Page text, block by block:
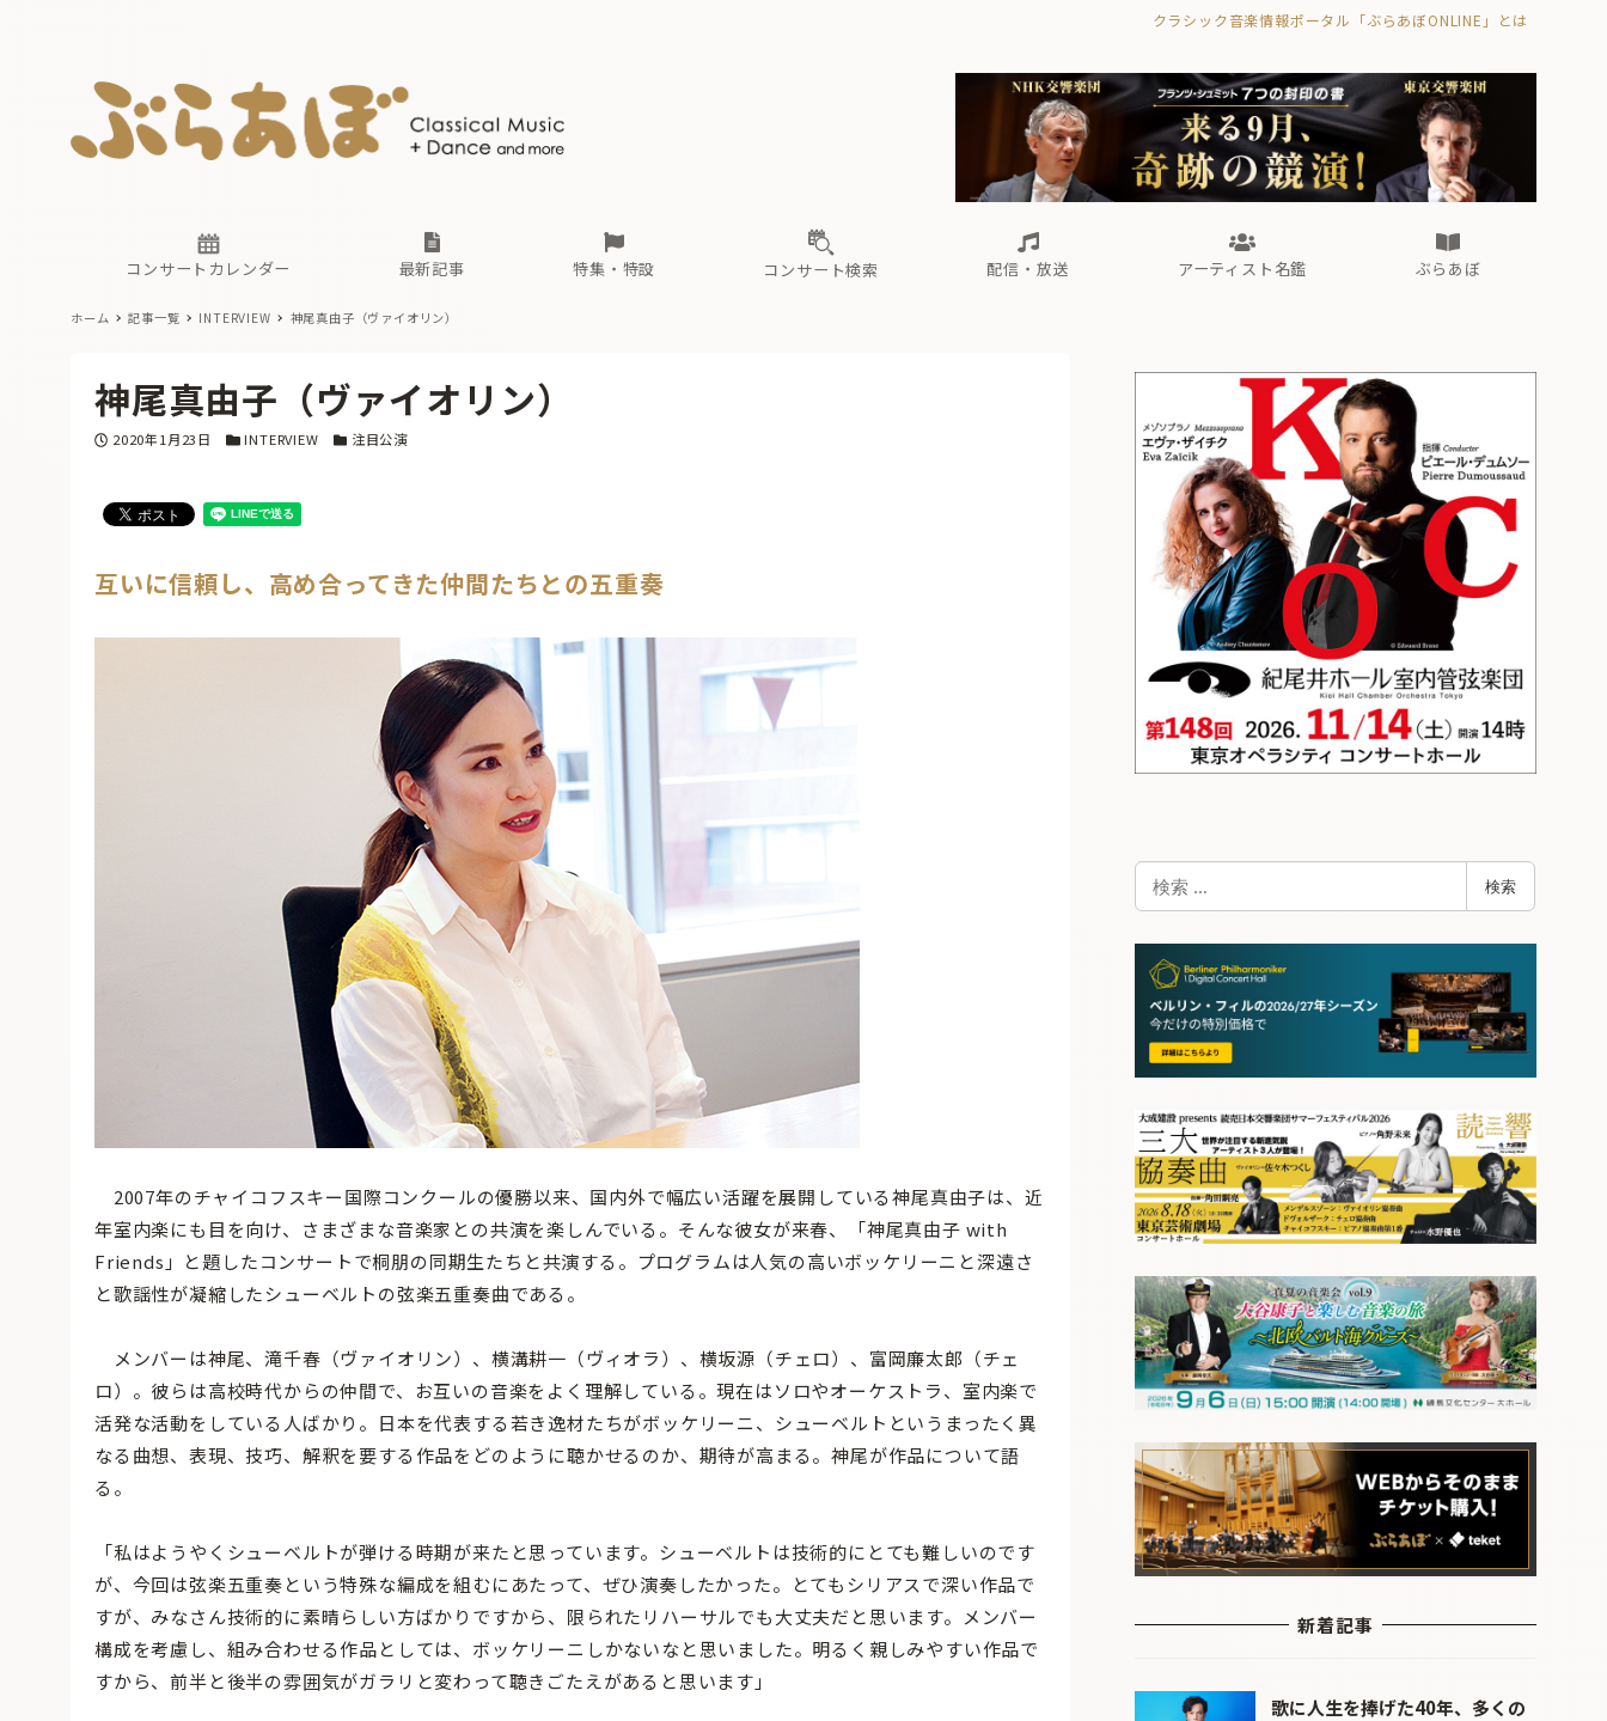
クラシック音楽情報ポータル「ぶらあぼONLINE」とは
コンサートカレンダー 最新記事
古楽とその先と ぶらあぼブラス！
フォルテピアノ・オデッセイ
特集・特設
現場のプロが推す！間違いないオーケストラコンサート
コンサート検索 配信・放送
無料ライブ配信スケジュール
アーティスト名鑑
か
ぶらあぼ
古楽とその先と Aからの眺望 ぶらあぼブラス！
フォルテピアノ・オデッセイ
無料ライブ配信スケジュール
あ か さ
ホーム 記事一覧 INTERVIEW 神尾真由子（ヴァイオリン）
神尾真由子（ヴァイオリン）
投稿日
2020年1月23日 カテゴリー
INTERVIEW カテゴリー
注目公演
互いに信頼し、高め合ってきた仲間たちとの五重奏
2007年のチャイコフスキー国際コンクールの優勝以来、国内外で幅広い活躍を展開している神尾真由子は、近
年室内楽にも目を向け、さまざまな音楽家との共演を楽しんでいる。そんな彼女が来春、「神尾真由子 with
Friends」と題したコンサートで桐朋の同期生たちと共演する。プログラムは人気の高いボッケリーニと深遠さ
と歌謡性が凝縮したシューベルトの弦楽五重奏曲である。
メンバーは神尾、滝千春（ヴァイオリン）、横溝耕一（ヴィオラ）、横坂源（チェロ）、富岡廉太郎（チェ
ロ）。彼らは高校時代からの仲間で、お互いの音楽をよく理解している。現在はソロやオーケストラ、室内楽で
活発な活動をしている人ばかり。日本を代表する若き逸材たちがボッケリーニ、シューベルトというまったく異
なる曲想、表現、技巧、解釈を要する作品をどのように聴かせるのか、期待が高まる。神尾が作品について語
る。
「私はようやくシューベルトが弾ける時期が来たと思っています。シューベルトは技術的にとても難しいのです
が、今回は弦楽五重奏という特殊な編成を組むにあたって、ぜひ演奏したかった。とてもシリアスで深い作品で
すが、みなさん技術的に素晴らしい方ばかりですから、限られたリハーサルでも大丈夫だと思います。メンバー
構成を考慮し、組み合わせる作品としては、ボッケリーニしかないなと思いました。明るく親しみやすい作品で
すから、前半と後半の雰囲気がガラリと変わって聴きごたえがあると思います」
検
索
検索
新着記事
歌に人生を捧げた40年、多くの